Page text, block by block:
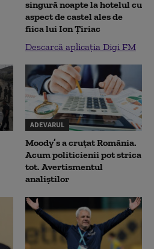
singură noapte la hotelul cu
aspect de castel ales de
fiica lui Ion Țiriac
Descarcă aplicația Digi FM
ADEVARUL
Moody’s a cruțat România.
Acum politicienii pot strica
tot. Avertismentul
analiștilor